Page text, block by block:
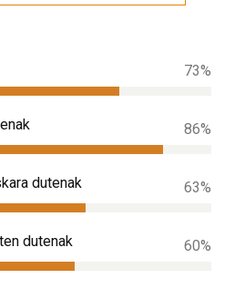
73%
86%
dutenak 63%
dutenak 60%